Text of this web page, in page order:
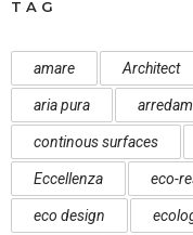
TAG
amare Architect
aria pura
continous surfaces
Eccellenza eco-
eco design